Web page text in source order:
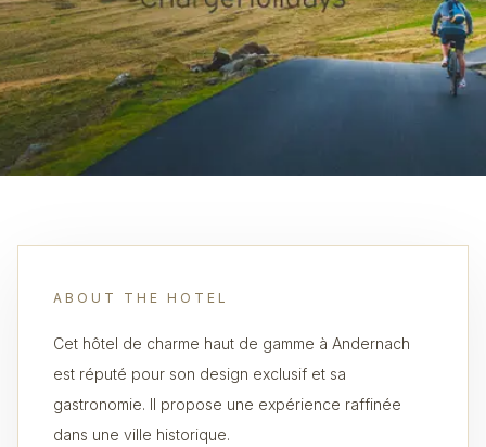
ABOUT THE HOTEL
Cet hôtel de charme haut de gamme à Andernach
est réputé pour son design exclusif et sa
gastronomie. Il propose une expérience raffinée
dans une ville historique.